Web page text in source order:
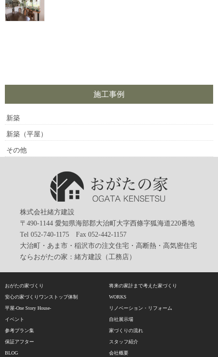
施工事例
新築
新築（平屋）
その他
株式会社緒方建設
〒490-1144 愛知県海部郡大治町大字西條字狐海道220番地
Tel 052-740-1175 Fax 052-442-1157
大治町・あま市・稲沢市の注文住宅・高断熱・高気密住宅
ならおがたの家：緒方建設（工務店）
おがたの家づくり 将来の家計まで考えた家づくり
安心の家づくりワンストップ体制 WORKS
平屋-One Story House- リノベーション・リフォーム
イベント 自社展示場
参考プラン集 家づくりの流れ
保証アフター スタッフ紹介
BLOG 会社概要